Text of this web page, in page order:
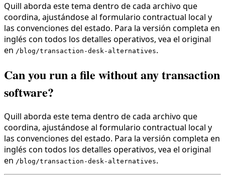
Quill aborda este tema dentro de cada archivo que
coordina, ajustándose al formulario contractual local y
las convenciones del estado. Para la versión completa en
inglés con todos los detalles operativos, vea el original
en /blog/transaction-desk-alternatives.
Can you run a file without any transaction
software?
Quill aborda este tema dentro de cada archivo que
coordina, ajustándose al formulario contractual local y
las convenciones del estado. Para la versión completa en
inglés con todos los detalles operativos, vea el original
en /blog/transaction-desk-alternatives.